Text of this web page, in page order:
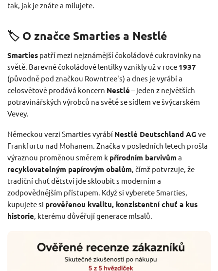
tak, jak je znáte a milujete.
🏷️ O značce Smarties a Nestlé
Smarties patří mezi nejznámější čokoládové cukrovinky na
světě. Barevné čokoládové lentilky vznikly už v roce 1937
(původně pod značkou Rowntree's) a dnes je vyrábí a
celosvětově prodává koncern Nestlé – jeden z největších
potravinářských výrobců na světě se sídlem ve švýcarském
Vevey.
Německou verzi Smarties vyrábí Nestlé Deutschland AG ve
Frankfurtu nad Mohanem. Značka v posledních letech prošla
výraznou proměnou směrem k přírodním barvivům a
recyklovatelným papírovým obalům , čímž potvrzuje, že
tradiční chuť dětství jde skloubit s moderním a
zodpovědnějším přístupem. Když si vyberete Smarties,
kupujete si prověřenou kvalitu, konzistentní chuť a kus
historie , kterému důvěřují generace mlsalů.